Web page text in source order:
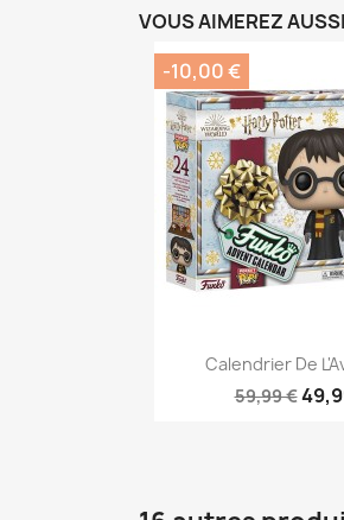
VOUS AIMEREZ AUSSI
Calendrier De
59,99 €
-10,00 €
Aperçu